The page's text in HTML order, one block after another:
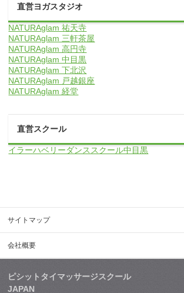
直営ヨガスタジオ
NATURAglam 祐天寺
NATURAglam 三軒茶屋
NATURAglam 高円寺
NATURAglam 中目黒
NATURAglam 下北沢
NATURAglam 戸越銀座
NATURAglam 経堂
直営スクール
イラーハベリーダンススクール中目黒
サイトマップ
会社概要
ピシットタイマッサージスクール
JAPAN